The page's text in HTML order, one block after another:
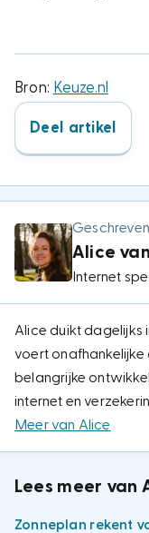
Bron: Keuze.nl
Deel artikel
Alice
Internet
Alice duikt dagelijks
voert onafhankelijke
belangrijke
internet en
Meer van Alice
Lees meer van
Zonneplan rekent